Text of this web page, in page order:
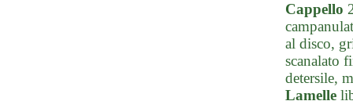
Cappello
al disco,
scanalato
detersile,
Lamelle